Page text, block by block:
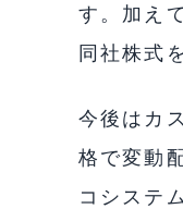
す。加え
同社株式
今後はカ
格で変動
コシステ